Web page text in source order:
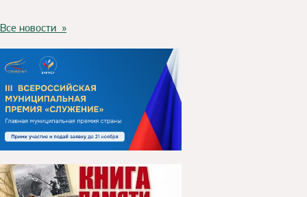
Все новости »